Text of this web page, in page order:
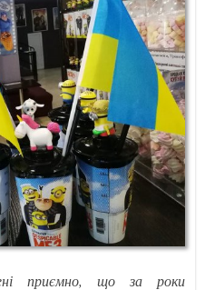
приємно, що за роки